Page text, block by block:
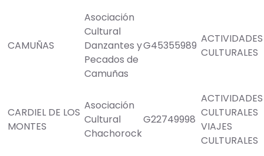
CAMUÑAS
Asociación
Cultural
Danzantes y
Pecados de
Camuñas
G45355989
ACTIVIDADES
CULTURALES
CARDIEL DE LOS
MONTES
Asociación
Cultural
Chachorock
G22749998
ACTIVIDADES
CULTURALES
VIAJES
CULTURALES